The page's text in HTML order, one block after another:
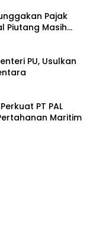
Pajak
Piutang Masih
PU, Usulkan
PT PAL
Maritim